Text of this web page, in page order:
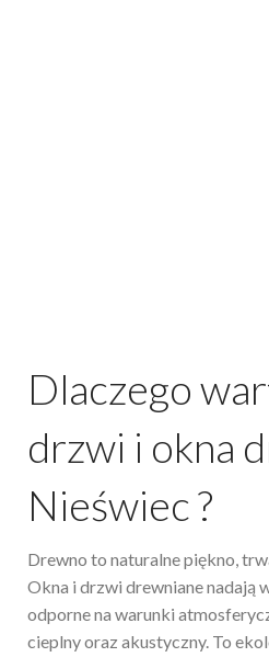
Dlaczego
drzwi i okna
Nieświec ?
Drewno to naturalne piękno,
Okna i drzwi drewniane nadają
odporne na warunki
cieplny oraz akustyczny. To